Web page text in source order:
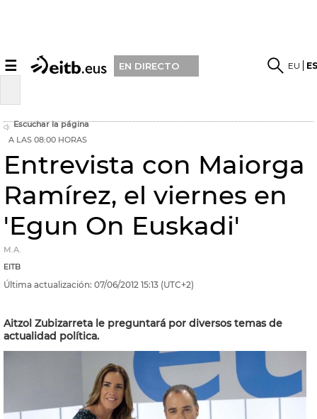
☰ EN DIRECTO EU
Escuchar la página
A LAS 08:00 HORAS
Entrevista con Maiorga
Ramírez, el viernes en
'Egun On Euskadi'
M.A.
EITB
Última actualización: 07/06/2012 15:13 (UTC+2)
Aitzol Zubizarreta le preguntará por diversos temas de
actualidad política.